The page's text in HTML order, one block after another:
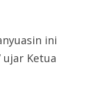
ini
Ketua